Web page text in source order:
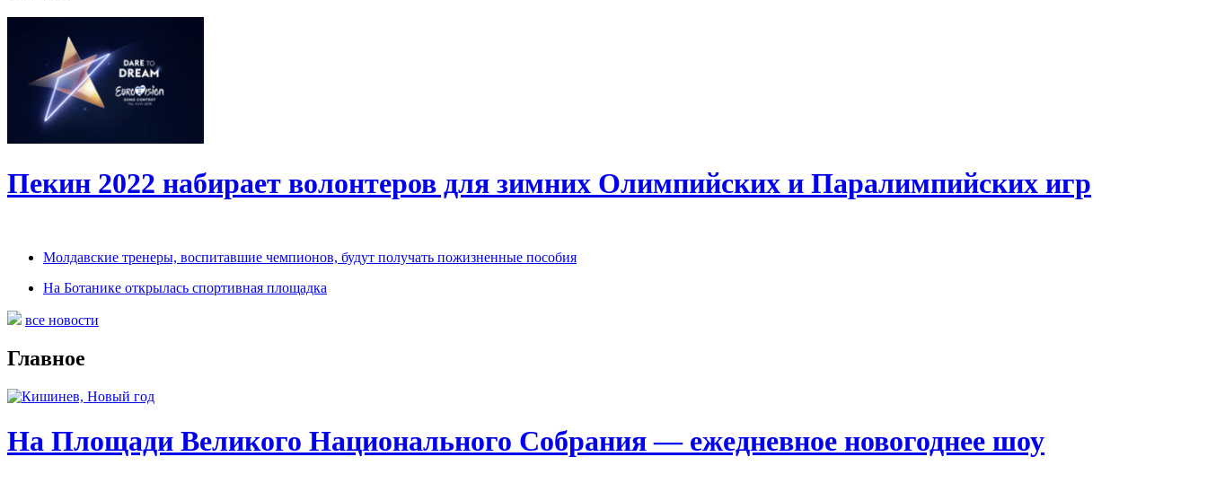
Пекин 2022 набирает волонтеров для зимних Олимпийских и Паралимпийских игр
Молдавские тренеры, воспитавшие чемпионов, будут получать пожизненные пособия
На Ботанике открылась спортивная площадка
все новости
Главное
На Площади Великого Национального Собрания — ежедневное новогоднее шоу